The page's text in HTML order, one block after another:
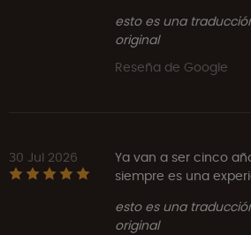
esto es una
original
Reseña de Google
30 Jul 2026
Ya van a ser cinco
siempre es una
esto es una
original